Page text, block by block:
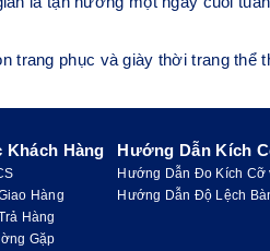
trang phục và giày thời trang
Khách Hàng
Hàng
Hàng
Gặp
Hướng Dẫn Kích
Hướng Dẫn Đo Kích Cỡ
Hướng Dẫn Độ Lệch